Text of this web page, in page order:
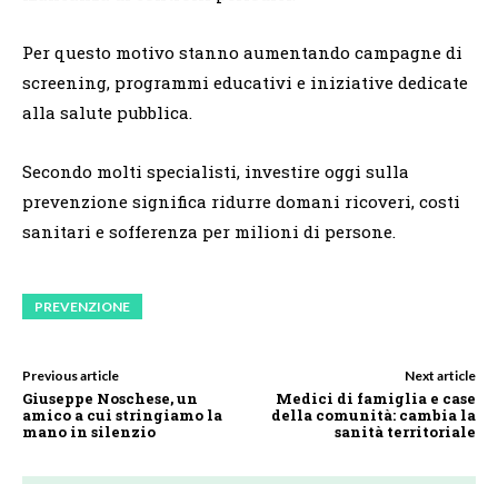
Per questo motivo stanno aumentando campagne di
screening, programmi educativi e iniziative dedicate
alla salute pubblica.
Secondo molti specialisti, investire oggi sulla
prevenzione significa ridurre domani ricoveri, costi
sanitari e sofferenza per milioni di persone.
PREVENZIONE
Previous article
Giuseppe Noschese, un
amico a cui stringiamo la
mano in silenzio
Next article
Medici di famiglia e case
della comunità: cambia la
sanità territoriale